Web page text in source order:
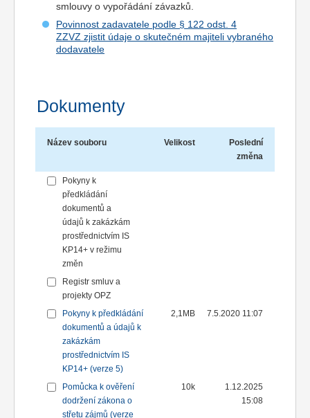
smlouvy o vypořádání závazků.
Povinnost zadavatele podle § 122 odst. 4
ZZVZ zjistit údaje o skutečném majiteli vybraného
dodavatele
Dokumenty
Název souboru Velikost
Poslední
změna
Pokyny k
předkládání
dokumentů a
údajů k zakázkám
prostřednictvím IS
KP14+ v režimu
změn
Registr smluv a
projekty OPZ
Pokyny k předkládání
dokumentů a údajů k
zakázkám
prostřednictvím IS
KP14+ (verze 5)
2,1MB 7.5.2020 11:07
Pomůcka k ověření
dodržení zákona o
střetu zájmů (verze
10k
1.12.2025
15:08